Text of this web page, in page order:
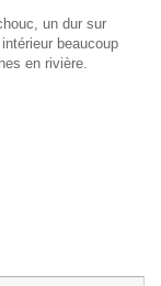
un dur sur
beaucoup
en rivière.